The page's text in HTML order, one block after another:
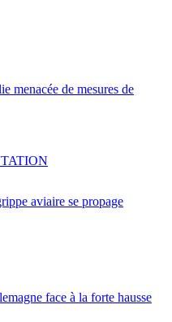
menacée de mesures de
aviaire se propage
face à la forte hausse